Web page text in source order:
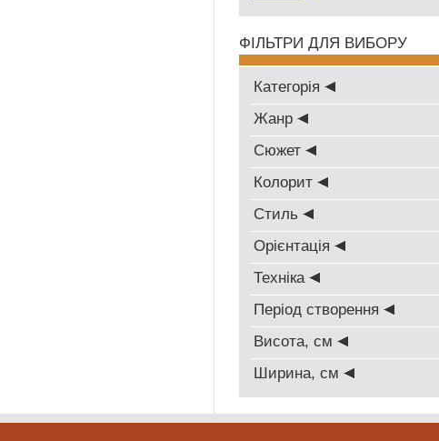
ФІЛЬТРИ ДЛЯ ВИБОРУ
Категорія
Жанр
Сюжет
Колорит
Стиль
Oрієнтація
Техніка
Період створення
Висота, см
Ширина, см